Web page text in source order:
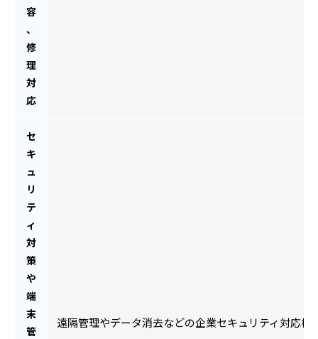
容
、
修
理
対
応
セ
キ
ュ
リ
テ
ィ
対
策
や
端
末
管
遠隔管理やデータ消去などの企業セキュリティ対応機